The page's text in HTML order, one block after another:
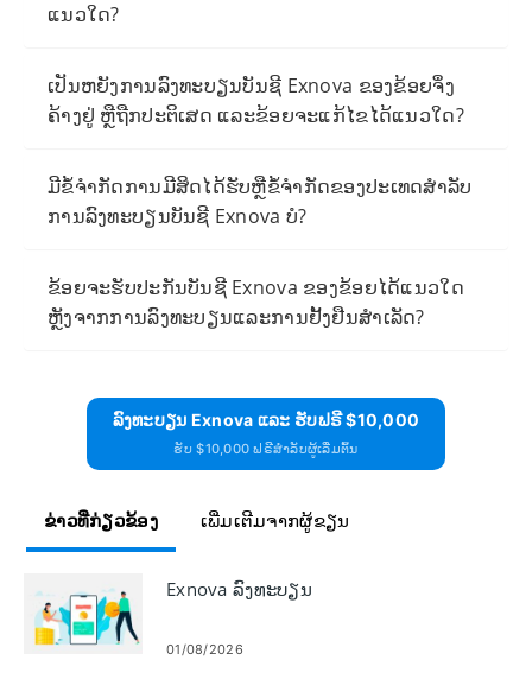
ແນວໃດ?
ເປັນຫຍັງການລົງທະບຽນບັນຊີ Exnova ຂອງຂ້ອຍຈຶ່ງ
ຄ້າງຢູ່ ຫຼືຖືກປະຕິເສດ ແລະຂ້ອຍຈະແກ້ໄຂໄດ້ແນວໃດ?
ມີຂໍ້ຈໍາກັດການມີສິດໄດ້ຮັບຫຼືຂໍ້ຈໍາກັດຂອງປະເທດສໍາລັບ
ການລົງທະບຽນບັນຊີ Exnova ບໍ?
ຂ້ອຍຈະຮັບປະກັນບັນຊີ Exnova ຂອງຂ້ອຍໄດ້ແນວໃດ
ຫຼັງຈາກການລົງທະບຽນແລະການຢັ້ງຢືນສໍາເລັດ?
ລົງທະບຽນ Exnova ແລະ ຮັບຟຣີ $10,000
ຮັບ $10,000 ຟຣີສຳລັບຜູ້ເລີ່ມຕົ້ນ
ຂ່າວທີ່ກ່ຽວຂ້ອງ ເພີ່ມເຕີມຈາກຜູ້ຂຽນ
Exnova ລົງທະບຽນ
01/08/2026